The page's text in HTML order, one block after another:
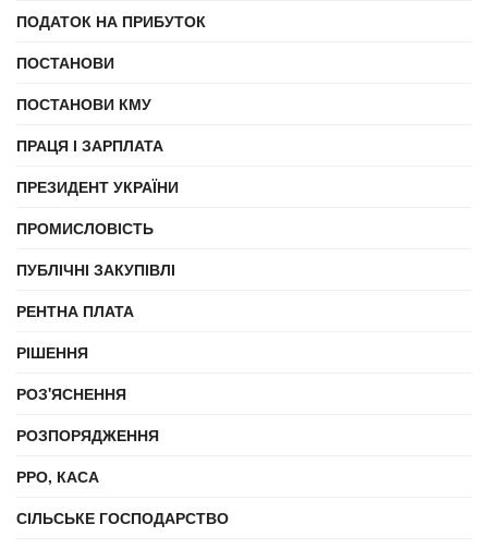
ПОДАТОК НА ПРИБУТОК
ПОСТАНОВИ
ПОСТАНОВИ КМУ
ПРАЦЯ І ЗАРПЛАТА
ПРЕЗИДЕНТ УКРАЇНИ
ПРОМИСЛОВІСТЬ
ПУБЛІЧНІ ЗАКУПІВЛІ
РЕНТНА ПЛАТА
РІШЕННЯ
РОЗ'ЯСНЕННЯ
РОЗПОРЯДЖЕННЯ
РРО, КАСА
СІЛЬСЬКЕ ГОСПОДАРСТВО